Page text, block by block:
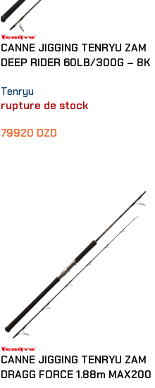
CANNE JIGGING TENRYU ZAM
DEEP RIDER 60LB/300G – 8K
Tenryu
rupture de stock
79920 DZD
CANNE JIGGING TENRYU ZAM
DRAGG FORCE 1.88m MAX200